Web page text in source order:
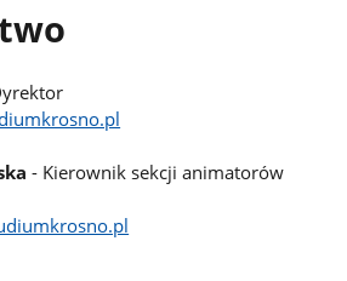
- Kierownik sekcji animatorów